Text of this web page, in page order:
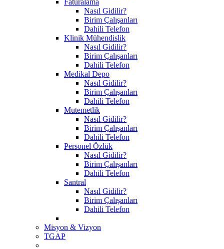
Nasıl Gidilir?
Birim Çalışanları
Dahili Telefon
Klinik Mühendislik
Nasıl Gidilir?
Birim Çalışanları
Dahili Telefon
Medikal Depo
Nasıl Gidilir?
Birim Çalışanları
Dahili Telefon
Mutemetlik
Nasıl Gidilir?
Birim Çalışanları
Dahili Telefon
Personel Özlük
Nasıl Gidilir?
Birim Çalışanları
Dahili Telefon
Santral
Nasıl Gidilir?
Birim Çalışanları
Dahili Telefon
Misyon & Vizyon
TGAP